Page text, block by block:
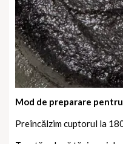
Mod de preparare
Preîncălzim cuptorul la